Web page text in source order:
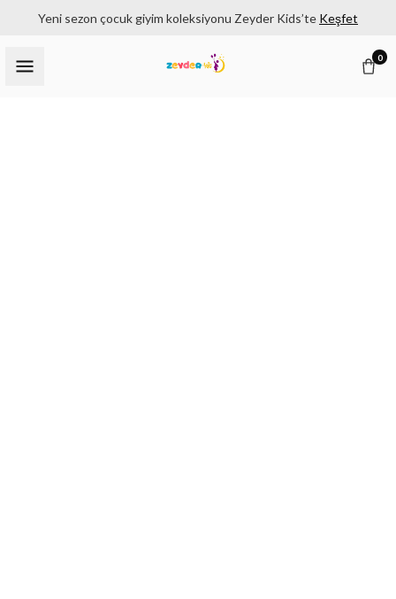
Yeni sezon çocuk giyim koleksiyonu Zeyder Kids’te Keşfet
0